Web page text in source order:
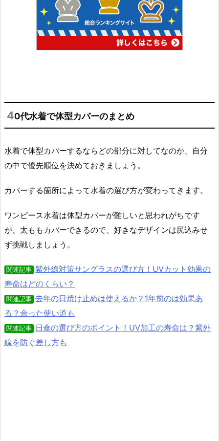
40代水着で体型カバーのまとめ
水着で体型カバーするならどの部分に対してなのか、自分
の中で優先順位を決めておきましょう。
カバーする箇所によって水着の選び方が変わってきます。
ワンピース水着は体型カバーが難しいと思われがちです
が、太ももカバーできるので、好きなデザインは尻込みせ
ず挑戦しましょう。
関連記事 紫外線対策サングラスの選び方！UVカット効果の
寿命はどのくらい？
関連記事 去年の日焼け止めは使えるか？1年前のは効果あ
る？余った使い道も
関連記事
日傘の選び方のポイント！UV加工の寿命は？紫外
線を防ぐ差し方も